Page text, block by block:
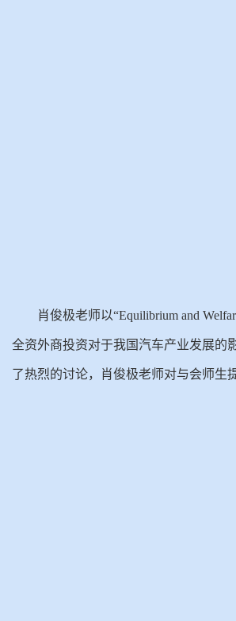
肖俊极老师以“Equilibrium and
全资外商投资对于我国汽车产业发展的
了热烈的讨论，肖俊极老师对与会师生